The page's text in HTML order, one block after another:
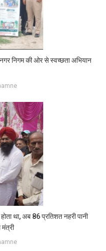
निगम की ओर से स्वच्छता अभियान
था, अब 86 प्रतिशत नहरी पानी